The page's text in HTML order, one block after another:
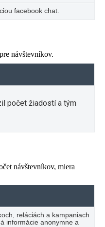
facebook chat.
návštevníkov.
počet žiadostí a tým
návštevníkov, miera
reláciách a kampaniach
informácie anonymne a